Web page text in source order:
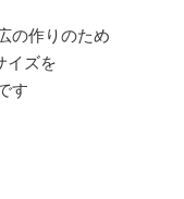
の作りのため
イズを
す